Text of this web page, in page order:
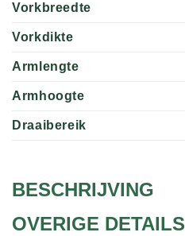
Vorkbreedte
Vorkdikte
Armlengte
Armhoogte
Draaibereik
BESCHRIJVING
OVERIGE DETAILS